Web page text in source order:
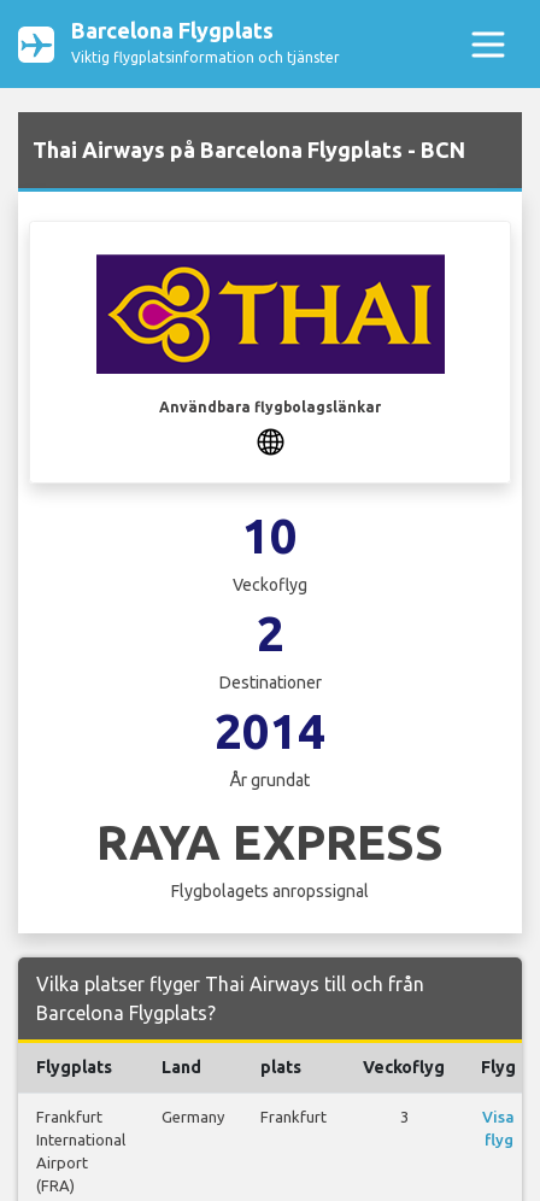
Barcelona Flygplats
Viktig flygplatsinformation och tjänster
Thai Airways på Barcelona Flygplats - BCN
Användbara flygbolagslänkar
10
Veckoflyg
2
Destinationer
2014
År grundat
RAYA EXPRESS
Flygbolagets anropssignal
Vilka platser flyger Thai Airways till och från
Barcelona Flygplats?
Flygplats Land plats Veckoflyg Flyg
Frankfurt
International
Airport
(FRA)
Germany Frankfurt 3
Visa
flyg